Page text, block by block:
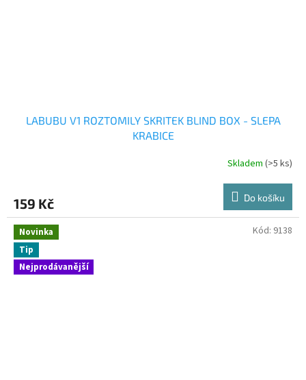
LABUBU V1 ROZTOMILY SKRITEK BLIND BOX - SLEPA
KRABICE
Skladem (>5 ks)
159 Kč Do košíku
Novinka
Tip
Nejprodávanější
Kód: 9138